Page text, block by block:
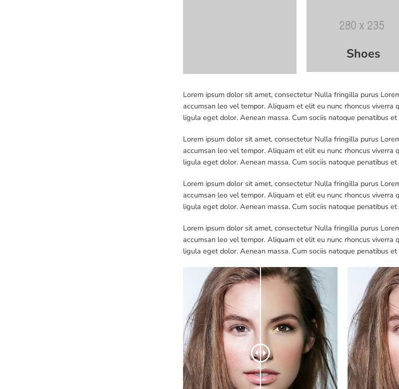
Shoes
Lorem ipsum dolor sit amet, consectetur Nulla fringilla purus
accumsan leo vel tempor. Aliquam et elit eu nunc rhoncus
ligula eget dolor. Aenean massa. Cum sociis natoque penatibus
Lorem ipsum dolor sit amet, consectetur Nulla fringilla purus
accumsan leo vel tempor. Aliquam et elit eu nunc rhoncus
ligula eget dolor. Aenean massa. Cum sociis natoque penatibus
Lorem ipsum dolor sit amet, consectetur Nulla fringilla purus
accumsan leo vel tempor. Aliquam et elit eu nunc rhoncus
ligula eget dolor. Aenean massa. Cum sociis natoque penatibus
Lorem ipsum dolor sit amet, consectetur Nulla fringilla purus
accumsan leo vel tempor. Aliquam et elit eu nunc rhoncus
ligula eget dolor. Aenean massa. Cum sociis natoque penatibus